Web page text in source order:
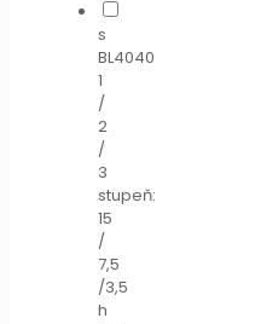
s
BL4040
1
/
2
/
3
stupeň:
15
/
7,5
/3,5
h